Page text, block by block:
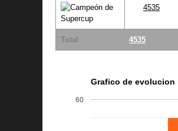
4535
Total 4535
Grafico de evolucion
60